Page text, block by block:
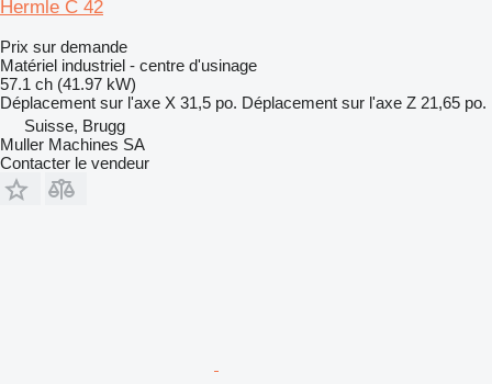
Hermle C 42
Prix sur demande
Matériel industriel - centre d'usinage
57.1 ch (41.97 kW)
Déplacement sur l'axe X 31,5 po. Déplacement sur l'axe Z 21,65 po.
Suisse, Brugg
Muller Machines SA
Contacter le vendeur